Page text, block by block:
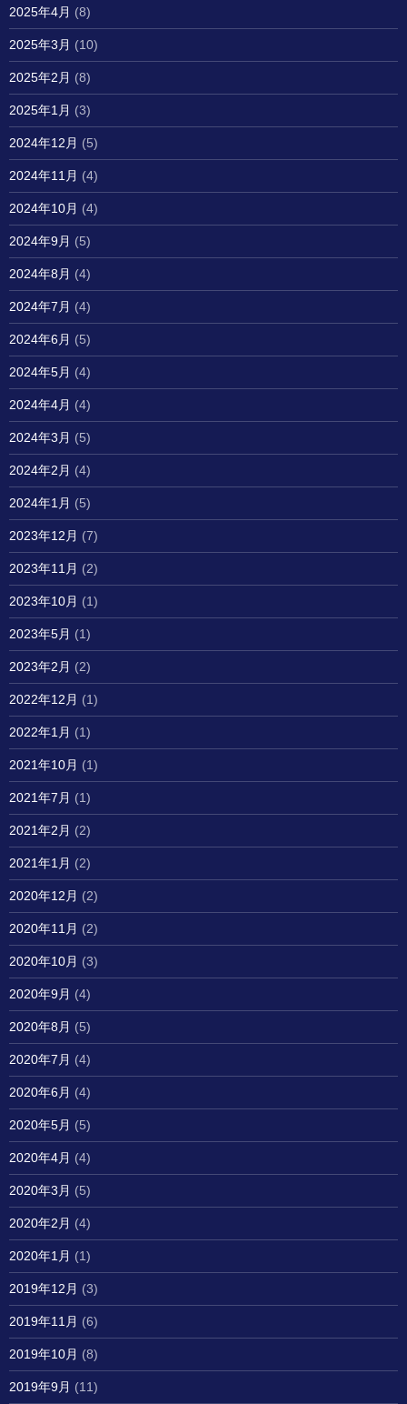
2025年4月 (8)
2025年3月 (10)
2025年2月 (8)
2025年1月 (3)
2024年12月 (5)
2024年11月 (4)
2024年10月 (4)
2024年9月 (5)
2024年8月 (4)
2024年7月 (4)
2024年6月 (5)
2024年5月 (4)
2024年4月 (4)
2024年3月 (5)
2024年2月 (4)
2024年1月 (5)
2023年12月 (7)
2023年11月 (2)
2023年10月 (1)
2023年5月 (1)
2023年2月 (2)
2022年12月 (1)
2022年1月 (1)
2021年10月 (1)
2021年7月 (1)
2021年2月 (2)
2021年1月 (2)
2020年12月 (2)
2020年11月 (2)
2020年10月 (3)
2020年9月 (4)
2020年8月 (5)
2020年7月 (4)
2020年6月 (4)
2020年5月 (5)
2020年4月 (4)
2020年3月 (5)
2020年2月 (4)
2020年1月 (1)
2019年12月 (3)
2019年11月 (6)
2019年10月 (8)
2019年9月 (11)